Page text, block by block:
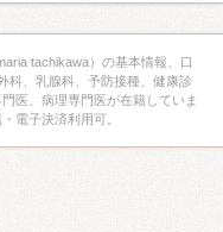
tachikawa）の基本情報、口
科、乳腺科、予防接種、健康診
医、病理専門医が在籍していま
電子決済利用可。